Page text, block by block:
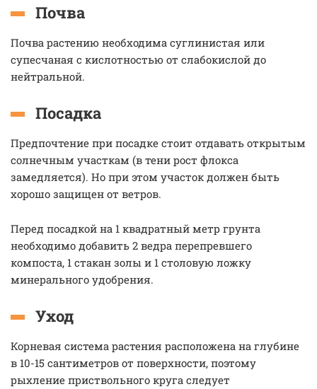
Почва
Почва растению необходима суглинистая или
супесчаная с кислотностью от слабокислой до
нейтральной.
Посадка
Предпочтение при посадке стоит отдавать открытым
солнечным участкам (в тени рост флокса
замедляется). Но при этом участок должен быть
хорошо защищен от ветров.
Перед посадкой на 1 квадратный метр грунта
необходимо добавить 2 ведра перепревшего
компоста, 1 стакан золы и 1 столовую ложку
минерального удобрения.
Уход
Корневая система растения расположена на глубине
в 10-15 сантиметров от поверхности, поэтому
рыхление приствольного круга следует